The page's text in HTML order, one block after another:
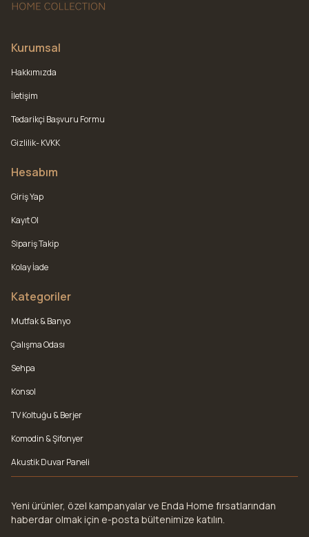
Kurumsal
Hakkımızda
İletişim
Tedarikçi Başvuru Formu
Gizlilik- KVKK
Hesabım
Giriş Yap
Kayıt Ol
Sipariş Takip
Kolay İade
Kategoriler
Mutfak & Banyo
Çalışma Odası
Sehpa
Konsol
TV Koltuğu & Berjer
Komodin & Şifonyer
Akustik Duvar Paneli
Yeni ürünler, özel kampanyalar ve Enda Home fırsatlarından
haberdar olmak için e-posta bültenimize katılın.